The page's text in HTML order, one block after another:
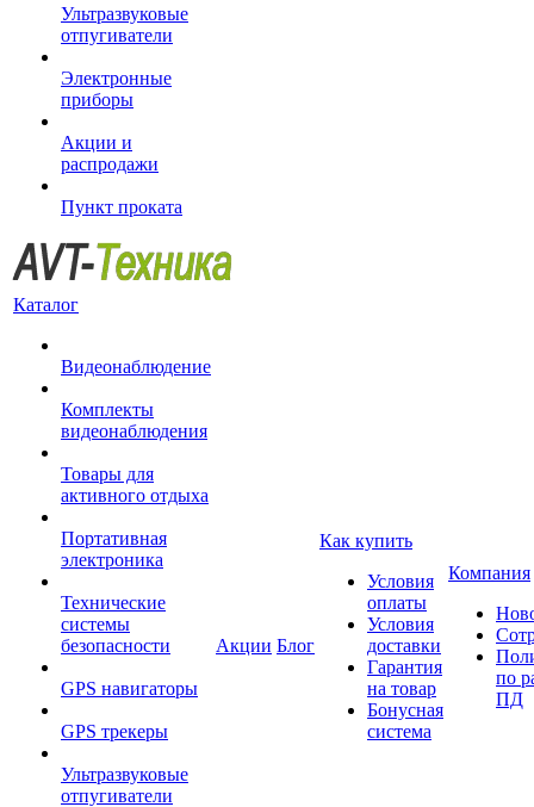
Ультразвуковые
отпугиватели
Электронные
приборы
Акции и
распродажи
Пункт проката
Каталог
Видеонаблюдение
Комплекты
видеонаблюдения
Товары для
активного отдыха
Портативная
электроника
Технические
системы
безопасности
GPS навигаторы
GPS трекеры
Ультразвуковые
отпугиватели
Акции Блог
Как купить
Условия
оплаты
Условия
доставки
Гарантия
на товар
Бонусная
система
Компания
по
ПД